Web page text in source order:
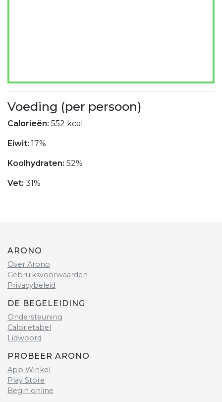
Voeding (per persoon)
Calorieën: 552 kcal.
Eiwit: 17%
Koolhydraten: 52%
Vet: 31%
ARONO
Over Arono
Gebruiksvoorwaarden
Privacybeleid
DE BEGELEIDING
Ondersteuning
Calorietabel
Lidwoord
PROBEER ARONO
App Winkel
Play Store
Begin online